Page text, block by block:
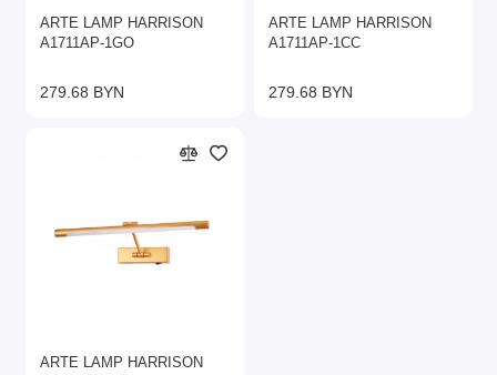
ARTE LAMP HARRISON
A1711AP-1GO
279.68 BYN
ARTE LAMP HARRISON
A1711AP-1CC
279.68 BYN
ARTE LAMP HARRISON